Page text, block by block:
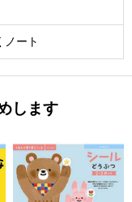
ノート
します